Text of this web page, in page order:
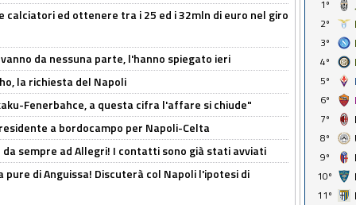
calciatori ed ottenere tra i 25 ed i 32mln di euro nel giro
da nessuna parte, l'hanno spiegato ieri
la richiesta del Napoli
Fenerbahce, a questa cifra l'affare si chiude"
a bordocampo per Napoli-Celta
da sempre ad Allegri! I contatti sono già stati avviati
pure di Anguissa! Discuterà col Napoli l'ipotesi di
1º
2º
3º
4º
5º
6º
7º
8º
9º
10º
11º